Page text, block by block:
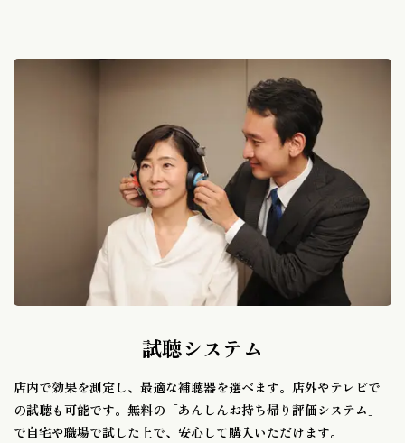
試聴システム
店内で効果を測定し、最適な補聴器を選べます。店外やテレビで
の試聴も可能です。無料の「あんしんお持ち帰り評価システム」
で自宅や職場で試した上で、安心して購入いただけます。